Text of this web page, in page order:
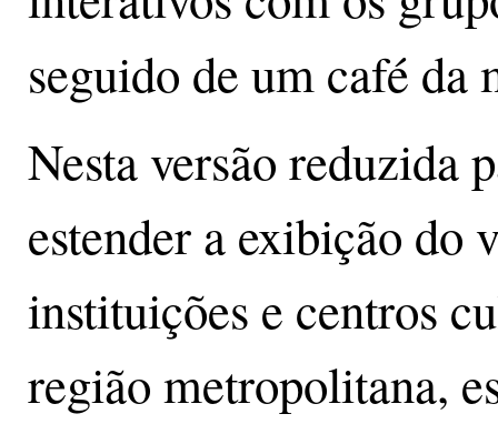
seguido de um café da
Nesta versão reduzida
estender a exibição do
instituições e centros
região metropolitana,